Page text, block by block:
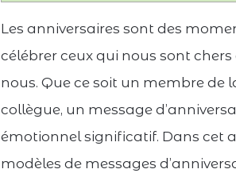
Les anniversaires sont des
célébrer ceux qui nous sont
nous. Que ce soit un membre de
collègue, un message
émotionnel significatif. Dans cet
modèles de messages